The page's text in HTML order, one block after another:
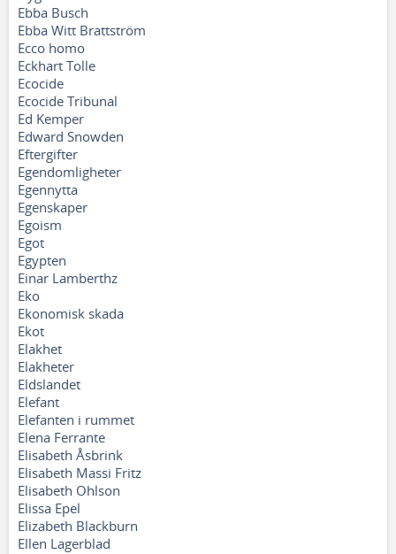
Ebba Busch
Ebba Witt Brattström
Ecco homo
Eckhart Tolle
Ecocide
Ecocide Tribunal
Ed Kemper
Edward Snowden
Eftergifter
Egendomligheter
Egennytta
Egenskaper
Egoism
Egot
Egypten
Einar Lamberthz
Eko
Ekonomisk skada
Ekot
Elakhet
Elakheter
Eldslandet
Elefant
Elefanten i rummet
Elena Ferrante
Elisabeth Åsbrink
Elisabeth Massi Fritz
Elisabeth Ohlson
Elissa Epel
Elizabeth Blackburn
Ellen Lagerblad